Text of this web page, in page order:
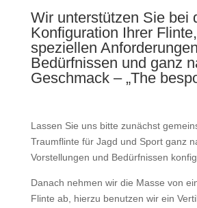
Wir unterstützen Sie bei
Konfiguration Ihrer
speziellen
Bedürfnissen und ganz
Geschmack – „The
Lassen Sie uns bitte zunächst
Traumflinte für Jagd und Sport ganz
Vorstellungen und Bedürfnissen
Danach nehmen wir die Masse von
Flinte ab, hierzu benutzen wir ein